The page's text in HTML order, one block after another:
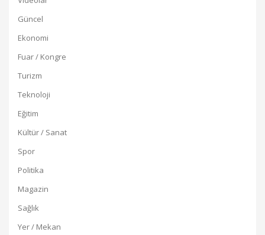
Güncel
Ekonomi
Fuar / Kongre
Turizm
Teknoloji
Eğitim
Kültür / Sanat
Spor
Politika
Magazin
Sağlık
Yer / Mekan